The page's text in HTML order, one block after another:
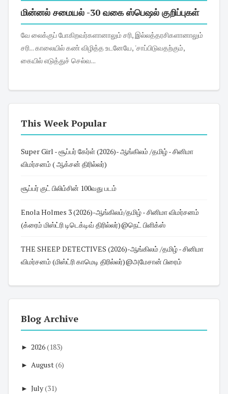
மின்னல் சமையல் -30 வகை ஸ்பெஷல் குறிப்புகள்
வே லைக்குப் போகிறவர்களானாலும் சரி, இல்லத்தரசிகளானாலும்
சரி... காலையில் கண் விழித்த உடனேயே, 'சாப்பிடுவதற்கும்,
கையில் எடுத்துச் செல்வ...
This Week Popular
Super Girl - சூப்பர் கேர்ள் (2026)- ஆங்கிலம் /தமிழ் - சினிமா
விமர்சனம் ( ஆக்சன் திரில்லர்)
சூப்பர் குட் பிலிம்சின் 100வது படம்
Enola Holmes 3 (2026)-ஆங்கிலம்/தமிழ் - சினிமா விமர்சனம்
(க்ரைம் மிஸ்ட்ரி டிடெக்டிவ் திரில்லர்)@நெட் பிளிக்ஸ்
THE SHEEP DETECTIVES (2026)-ஆங்கிலம் /தமிழ் - சினிமா
விமர்சனம் (மிஸ்ட்ரி காமெடி திரில்லர்)@அமேசான் பிரைம்
Blog Archive
► 2026(183)
► August(6)
► July(31)